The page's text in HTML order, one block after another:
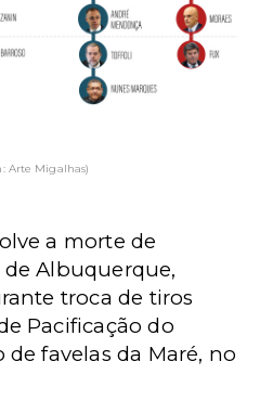
Arte Migalhas)
a morte de
Albuquerque,
troca de tiros
Pacificação do
favelas da Maré, no